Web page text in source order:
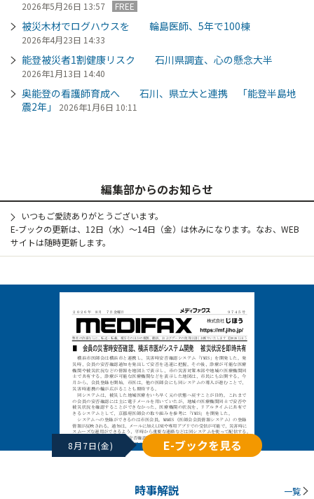
2026年5月26日 13:57 FREE
被災木材でログハウスを 輪島医師、5年で100棟
2026年4月23日 14:33
能登被災者1割健康リスク 石川県調査、心の懸念大半
2026年1月13日 14:40
奥能登の看護師育成へ 石川、県立大と連携 「能登半島地
震2年」
2026年1月6日 10:11
編集部からのお知らせ
いつもご愛読ありがとうございます。
E-ブックの更新は、12日（水）～14日（金）は休みになります。なお、WEB
サイトは随時更新します。
8月7日(金) E-ブックを見る
時事解説 一覧